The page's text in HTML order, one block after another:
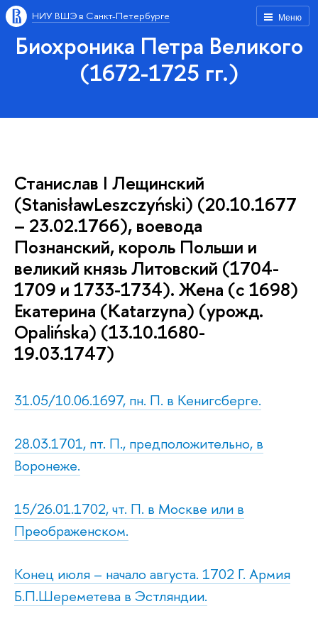
Меню
НИУ ВШЭ в Санкт-Петербурге
Биохроника Петра Великого
(1672-1725 гг.)
Станислав I Лещинский
(StanisławLeszczyński) (20.10.1677
– 23.02.1766), воевода
Познанский, король Польши и
великий князь Литовский (1704-
1709 и 1733-1734). Жена (с 1698)
Екатерина (Katarzyna) (урожд.
Opalińska) (13.10.1680-
19.03.1747)
31.05/10.06.1697, пн. П. в Кенигсберге.
28.03.1701, пт. П., предположительно, в
Воронеже.
15/26.01.1702, чт. П. в Москве или в
Преображенском.
Конец июля – начало августа. 1702 Г. Армия
Б.П.Шереметева в Эстляндии.